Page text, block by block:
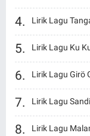
Lirik Lagu
Lirik Lagu Ku
Lirik Lagu Girö
Lirik Lagu
Lirik Lagu